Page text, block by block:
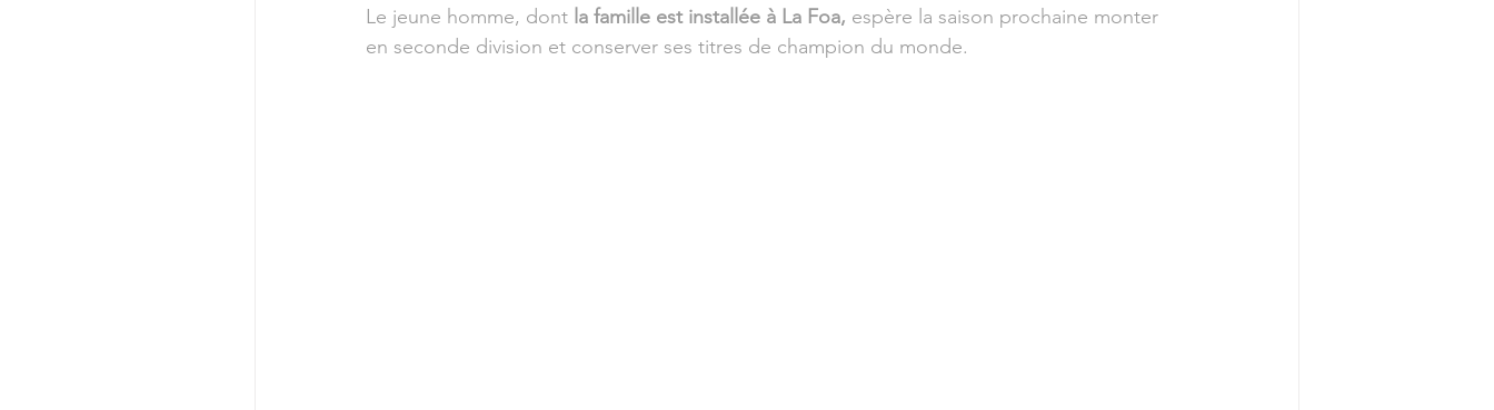
Le jeune homme, dont la famille est installée à La Foa, espère la saison prochaine monter
en seconde division et conserver ses titres de champion du monde.